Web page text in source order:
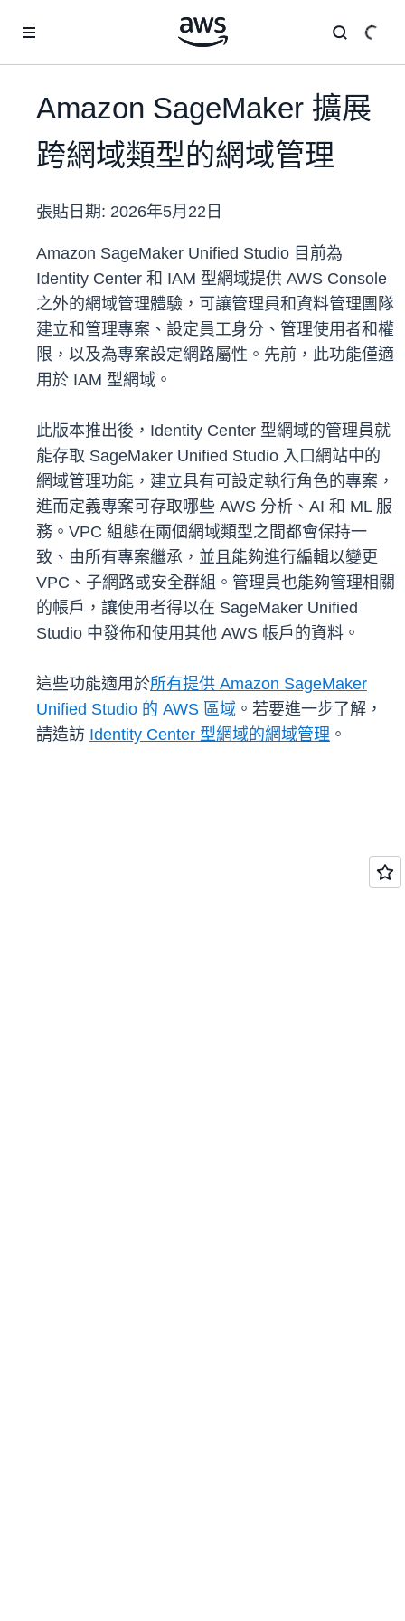
Amazon SageMaker 擴展
跨網域類型的網域管理
張貼日期: 2026年5月22日
Amazon SageMaker Unified Studio 目前為
Identity Center 和 IAM 型網域提供 AWS Console
之外的網域管理體驗，可讓管理員和資料管理團隊
建立和管理專案、設定員工身分、管理使用者和權
限，以及為專案設定網路屬性。先前，此功能僅適
用於 IAM 型網域。
此版本推出後，Identity Center 型網域的管理員就
能存取 SageMaker Unified Studio 入口網站中的
網域管理功能，建立具有可設定執行角色的專案，
進而定義專案可存取哪些 AWS 分析、AI 和 ML 服
務。VPC 組態在兩個網域類型之間都會保持一
致、由所有專案繼承，並且能夠進行編輯以變更
VPC、子網路或安全群組。管理員也能夠管理相關
的帳戶，讓使用者得以在 SageMaker Unified
Studio 中發佈和使用其他 AWS 帳戶的資料。
這些功能適用於所有提供 Amazon SageMaker
Unified Studio 的 AWS 區域 。若要進一步了解，
請造訪 Identity Center 型網域的網域管理 。